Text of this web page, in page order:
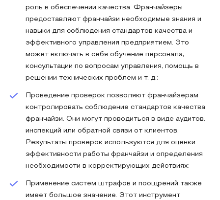
роль в обеспечении качества. Франчайзеры
предоставляют франчайзи необходимые знания и
навыки для соблюдения стандартов качества и
эффективного управления предприятием. Это
может включать в себя обучение персонала,
консультации по вопросам управления, помощь в
решении технических проблем и т. д.;
Проведение проверок позволяют франчайзерам
контролировать соблюдение стандартов качества
франчайзи. Они могут проводиться в виде аудитов,
инспекций или обратной связи от клиентов.
Результаты проверок используются для оценки
эффективности работы франчайзи и определения
необходимости в корректирующих действиях;
Применение систем штрафов и поощрений также
имеет большое значение. Этот инструмент